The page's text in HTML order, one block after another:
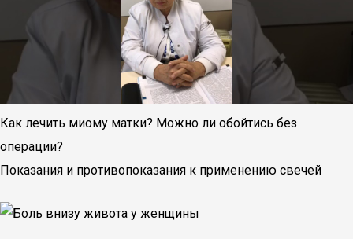
Как лечить миому матки? Можно ли обойтись без
операции?
Показания и противопоказания к применению свечей